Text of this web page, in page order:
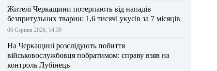
Жителі Черкащини потерпають від нападів
безпритульних тварин: 1,6 тисячі укусів за 7 місяців
06 Серпня 2026, 14:39
На Черкащині розслідують побиття
військовослужбовця побратимом: справу взяв на
контроль Лубінець